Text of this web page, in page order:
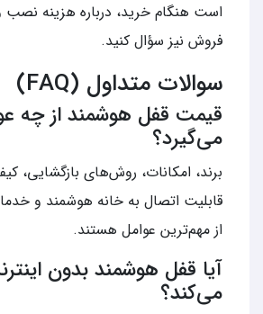
است هنگام خرید، درباره هزینه
فروش نیز سؤال کنید.
سوالات متداول (FAQ)
قیمت قفل هوشمند از چه
می‌گیرد؟
برند، امکانات، روش‌های بازگشایی،
قابلیت اتصال به خانه هوشمند و
از مهم‌ترین عوامل هستند.
آیا قفل هوشمند بدون
می‌کند؟